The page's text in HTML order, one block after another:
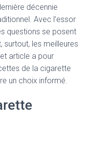
décennie
Avec l’essor
questions se posent
surtout, les meilleures
article a pour
de la cigarette
un choix informé.